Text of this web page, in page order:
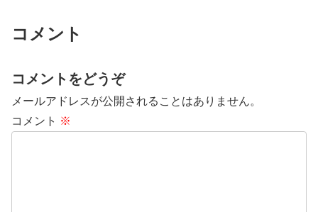
コメント
コメントをどうぞ
メールアドレスが公開されることはありません。
コメント ※